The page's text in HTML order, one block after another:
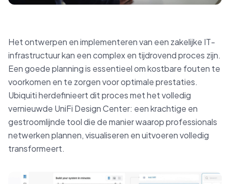
Het ontwerpen en implementeren van een zakelijke IT-
infrastructuur kan een complex en tijdrovend proces zijn.
Een goede planning is essentieel om kostbare fouten te
voorkomen en te zorgen voor optimale prestaties.
Ubiquiti herdefinieert dit proces met het volledig
vernieuwde UniFi Design Center: een krachtige en
gestroomlijnde tool die de manier waarop professionals
netwerken plannen, visualiseren en uitvoeren volledig
transformeert.